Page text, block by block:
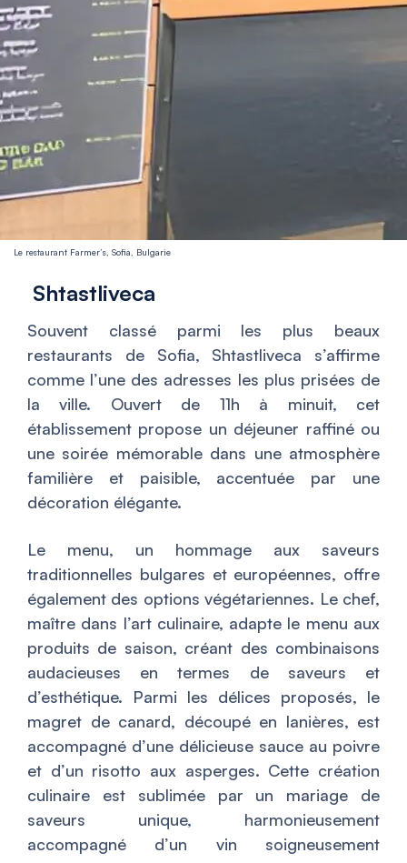
Le restaurant Farmer’s, Sofia, Bulgarie
Shtastliveca
Souvent classé parmi les plus beaux
restaurants de Sofia, Shtastliveca s’affirme
comme l’une des adresses les plus prisées de
la ville. Ouvert de 11h à minuit, cet
établissement propose un déjeuner raffiné ou
une soirée mémorable dans une atmosphère
familière et paisible, accentuée par une
décoration élégante.
Le menu, un hommage aux saveurs
traditionnelles bulgares et européennes, offre
également des options végétariennes. Le chef,
maître dans l’art culinaire, adapte le menu aux
produits de saison, créant des combinaisons
audacieuses en termes de saveurs et
d’esthétique. Parmi les délices proposés, le
magret de canard, découpé en lanières, est
accompagné d’une délicieuse sauce au poivre
et d’un risotto aux asperges. Cette création
culinaire est sublimée par un mariage de
saveurs unique, harmonieusement
accompagné d’un vin soigneusement